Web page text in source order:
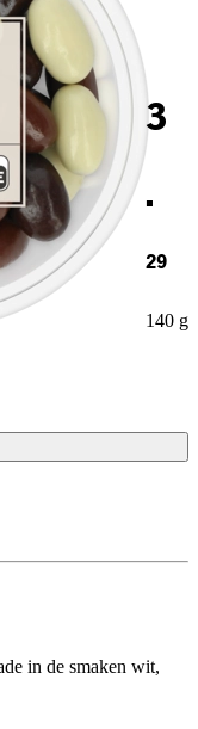
3
.
29
140 g
in de smaken wit,